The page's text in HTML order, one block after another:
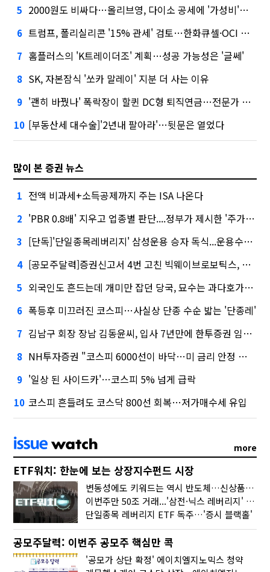
5 2000원도 비싸다…올리브영, 다이소 공세에 '가성비'로 맞불
6 트럼프, 폴리실리콘 '15% 관세' 검토…한화큐셀·OCI 영향은?
7 홈플러스의 'K트레이더조' 계획…성공 가능성은 '글쎄'
8 SK, 자본잠식 '쏘카 말레이' 지분 더 사는 이유
9 '괜히 바꿨나' 폭락장이 할퀸 DC형 퇴직연금…전문가 조언은
10 [부동산세 대수술]'2년내 팔아라'…뒷문은 열었다
많이 본 증권 뉴스
1 전액 비과세+소득공제까지 주는 ISA 나온다
2 'PBR 0.8배' 지우고 업종별 판단....정부가 제시한 '주가 누르기' 방지법
3 [단독]'단일종목레버리지' 삼성운용 승자 독식...운용수익 미래에셋의 6배
4 [공모주달력]증권신고서 4번 고친 빅웨이브로보틱스, 수요예측
5 외국인도 흔드는데 개미만 잡던 당국, 묘수는 과다호가부담금?
6 폭등후 미끄러진 코스피…사실상 단종 수순 밟는 '단종레'
7 김남구 회장 장남 김동윤씨, 입사 7년만에 한투증권 임원 승진
8 NH투자증권 "코스피 6000선이 바닥…미 금리 안정 후 추가 회복"
9 '일상 된 사이드카'…코스피 5% 넘게 급락
10 코스피 흔들려도 코스닥 800선 회복…저가매수세 유입
more
ETF워치: 한눈에 보는 상장지수펀드 시장
변동성에도 키워드는 역시 반도체…신상품은 우주·방산
이번주만 50조 거래...'삼전·닉스 레버리지' 수익률은 -30%
단일종목 레버리지 ETF 독주…'증시 블랙홀'
공모주달력: 이번주 공모주 핵심만 콕
'공모가 상단 확정' 에이치엘지노믹스 청약